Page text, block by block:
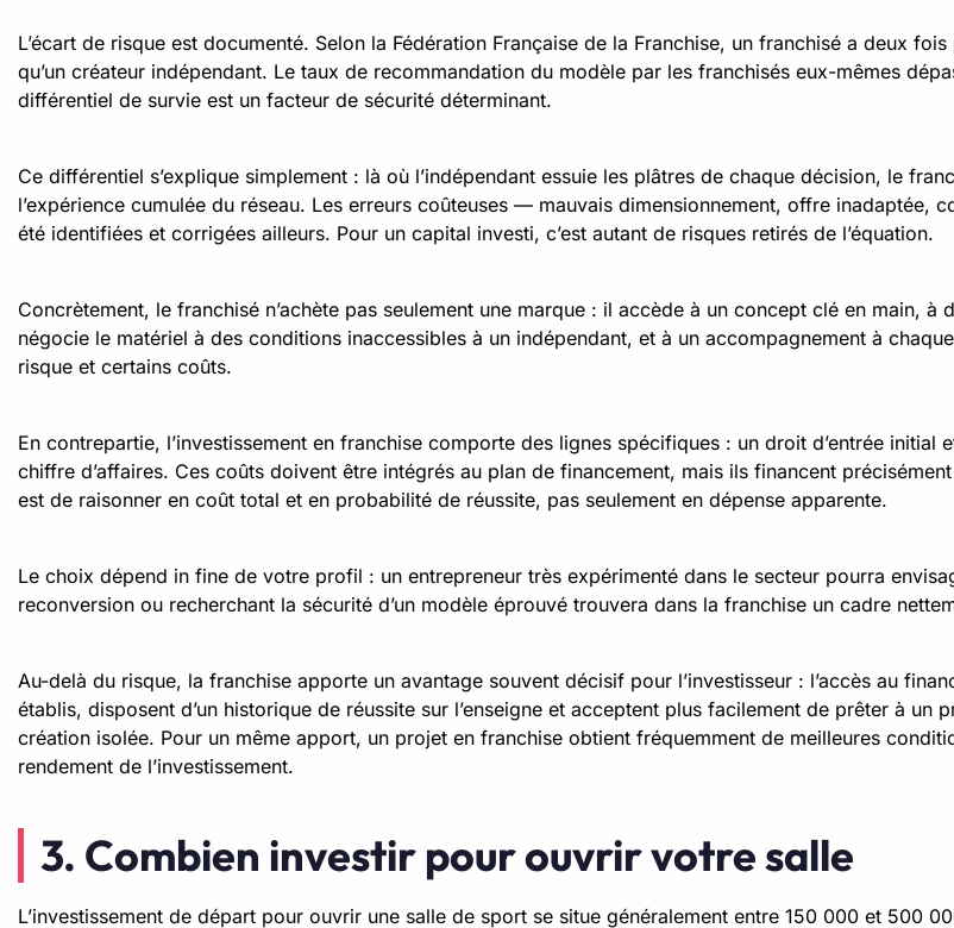
L’écart de risque est documenté. Selon la Fédération Française de la Franchise, un franchisé a deux
qu’un créateur indépendant. Le taux de recommandation du modèle par les franchisés eux-mêmes
différentiel de survie est un facteur de sécurité déterminant.
Ce différentiel s’explique simplement : là où l’indépendant essuie les plâtres de chaque décision, le
l’expérience cumulée du réseau. Les erreurs coûteuses — mauvais dimensionnement, offre
été identifiées et corrigées ailleurs. Pour un capital investi, c’est autant de risques retirés de l’équation.
Concrètement, le franchisé n’achète pas seulement une marque : il accède à un concept clé en main, à
négocie le matériel à des conditions inaccessibles à un indépendant, et à un accompagnement à
risque et certains coûts.
En contrepartie, l’investissement en franchise comporte des lignes spécifiques : un droit d’entrée
chiffre d’affaires. Ces coûts doivent être intégrés au plan de financement, mais ils financent
est de raisonner en coût total et en probabilité de réussite, pas seulement en dépense apparente.
Le choix dépend in fine de votre profil : un entrepreneur très expérimenté dans le secteur pourra
reconversion ou recherchant la sécurité d’un modèle éprouvé trouvera dans la franchise un cadre
Au-delà du risque, la franchise apporte un avantage souvent décisif pour l’investisseur : l’accès au
établis, disposent d’un historique de réussite sur l’enseigne et acceptent plus facilement de prêter à un
création isolée. Pour un même apport, un projet en franchise obtient fréquemment de meilleures
rendement de l’investissement.
3. Combien investir pour ouvrir votre salle
L’investissement de départ pour ouvrir une salle de sport se situe généralement entre 150 000 et 500